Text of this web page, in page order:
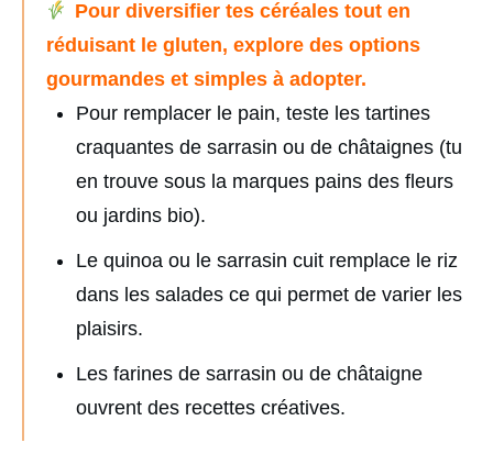
Pour diversifier tes céréales tout en
réduisant le gluten, explore des options
gourmandes et simples à adopter.
Pour remplacer le pain, teste les tartines
craquantes de sarrasin ou de châtaignes (tu
en trouve sous la marques pains des fleurs
ou jardins bio).
Le quinoa ou le sarrasin cuit remplace le riz
dans les salades ce qui permet de varier les
plaisirs.
Les farines de sarrasin ou de châtaigne
ouvrent des recettes créatives.